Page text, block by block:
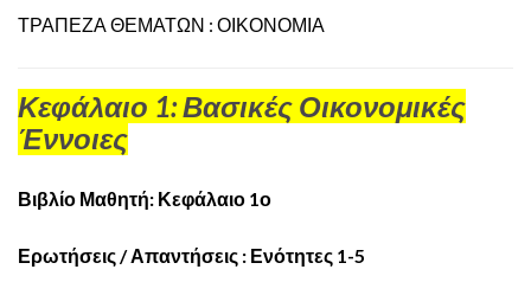
ΤΡΑΠΕΖΑ ΘΕΜΑΤΩΝ : ΟΙΚΟΝΟΜΙΑ
Κεφάλαιο 1: Βασικές Οικονομικές
Έννοιες
Βιβλίο Μαθητή: Κεφάλαιο 1ο
Ερωτήσεις / Απαντήσεις : Ενότητες 1-5